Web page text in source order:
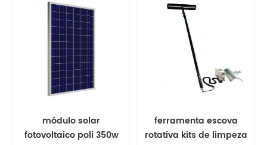
módulo solar
fotovoltaico poli 350w
ferramenta escova
rotativa kits de limpeza